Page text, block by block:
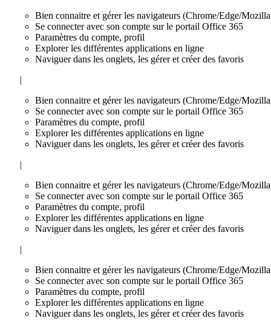
Bien connaitre et gérer les navigateurs (Chrome/Edge/
Se connecter avec son compte sur le portail Office 365
Paramètres du compte, profil
Explorer les différentes applications en ligne
Naviguer dans les onglets, les gérer et créer des favoris
|
Bien connaitre et gérer les navigateurs (Chrome/Edge/
Se connecter avec son compte sur le portail Office 365
Paramètres du compte, profil
Explorer les différentes applications en ligne
Naviguer dans les onglets, les gérer et créer des favoris
|
Bien connaitre et gérer les navigateurs (Chrome/Edge/
Se connecter avec son compte sur le portail Office 365
Paramètres du compte, profil
Explorer les différentes applications en ligne
Naviguer dans les onglets, les gérer et créer des favoris
|
Bien connaitre et gérer les navigateurs (Chrome/Edge/
Se connecter avec son compte sur le portail Office 365
Paramètres du compte, profil
Explorer les différentes applications en ligne
Naviguer dans les onglets, les gérer et créer des favoris